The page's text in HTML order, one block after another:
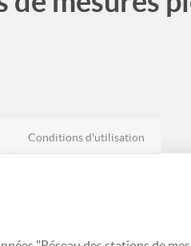
Conditions d'utilisation